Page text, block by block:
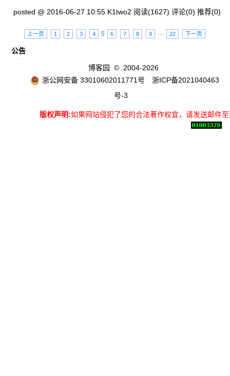
公告
posted @ 2016-06-27 10:55 K1two2 阅读(1627) 评论(0) 推荐(0)
上一页 1 2 3 4 5 6 7 8 9 ··· 22 下一页
博客园 © 2004-2026
浙公网安备 33010602011771号
浙ICP备2021040463
号-3
版权声明:如果网站侵犯了您的合法著作权宜，请发送邮件